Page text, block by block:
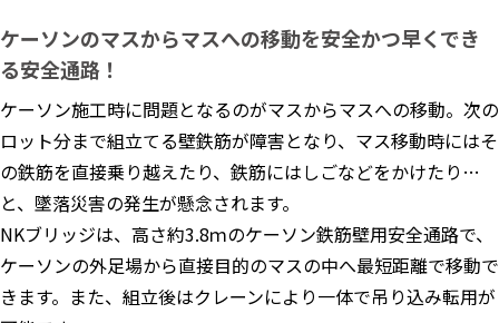
ケーソンのマスからマスへの移動を安全かつ早くでき
る安全通路！
ケーソン施工時に問題となるのがマスからマスへの移動。次の
ロット分まで組立てる壁鉄筋が障害となり、マス移動時にはそ
の鉄筋を直接乗り越えたり、鉄筋にはしごなどをかけたり…
と、墜落災害の発生が懸念されます。
NKブリッジは、高さ約3.8ｍのケーソン鉄筋壁用安全通路で、
ケーソンの外足場から直接目的のマスの中へ最短距離で移動で
きます。また、組立後はクレーンにより一体で吊り込み転用が